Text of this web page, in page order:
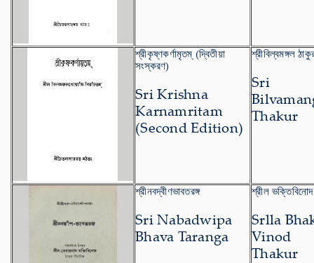
শ্রীকৃষ্ণকর্ণামৃতম্ (দ্বিতীয়া
সংস্করণ)
Sri Krishna
Karnamritam
(Second Edition)
শ্রীবিল্বমঙ্গল
Sri
Thakur
শ্রীনবদ্বীণভাবতরঙ্গ
Sri Nabadwipa
Bhava Taranga
শ্রীল
Srlla
Vinod
Thakur